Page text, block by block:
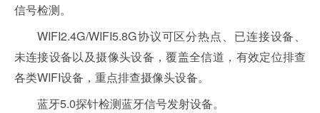
信号检测。
WIFI2.4G/WIFI5.8G协议可区分热点、已连接设备、
未连接设备以及摄像头设备，覆盖全信道，有效定位排查
各类WIFI设备，重点排查摄像头设备。
蓝牙5.0探针检测蓝牙信号发射设备。